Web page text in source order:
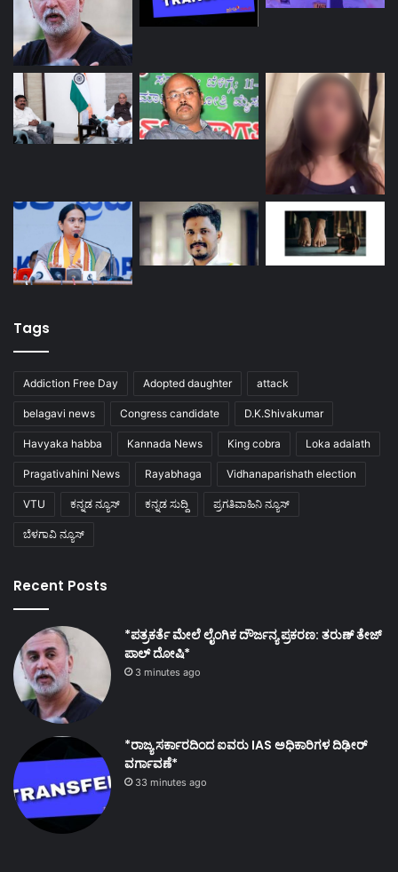
Tags
Addiction Free Day Adopted daughter attack
belagavi news Congress candidate D.K.Shivakumar
Havyaka habba Kannada News King cobra Loka adalath
Pragativahini News Rayabhaga Vidhanaparishath election
VTU ಕನ್ನಡ ನ್ಯೂಸ್ ಕನ್ನಡ ಸುದ್ದಿ ಪ್ರಗತಿವಾಹಿನಿ ನ್ಯೂಸ್
ಬೆಳಗಾವಿ ನ್ಯೂಸ್
Recent Posts
*ಪತ್ರಕರ್ತೆ ಮೇಲೆ ಲೈಂಗಿಕ ದೌರ್ಜನ್ಯ ಪ್ರಕರಣ: ತರುಣ್ ತೇಜ್
ಪಾಲ್ ದೋಷಿ*
3 minutes ago
*ರಾಜ್ಯ ಸರ್ಕಾರದಿಂದ ಐವರು IAS ಅಧಿಕಾರಿಗಳ ದಿಢೀರ್
ವರ್ಗಾವಣೆ*
33 minutes ago